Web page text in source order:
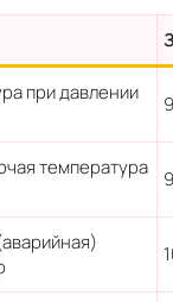
при давлении
температура